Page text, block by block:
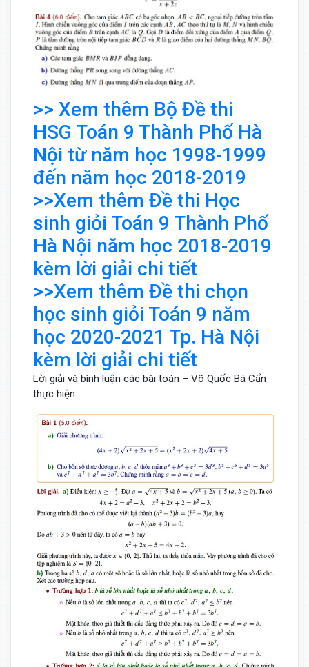
>> Xem thêm Bộ Đề thi
HSG Toán 9 Thành Phố Hà
Nội từ năm học 1998-1999
đến năm học 2018-2019
>>Xem thêm Đề thi Học
sinh giỏi Toán 9 Thành Phố
Hà Nội năm học 2018-2019
kèm lời giải chi tiết
>>Xem thêm Đề thi chọn
học sinh giỏi Toán 9 năm
học 2020-2021 Tp. Hà Nội
kèm lời giải chi tiết
Lời giải và bình luận các bài toán – Võ Quốc Bá Cẩn
thực hiện: